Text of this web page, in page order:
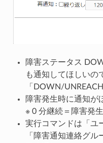
障害ステータス
も通知してほしいの
「DOWN/
障害発生時に通知が
※ 0 分継続＝障害発
実行コマンドは「ユ
「障害通知連絡グル